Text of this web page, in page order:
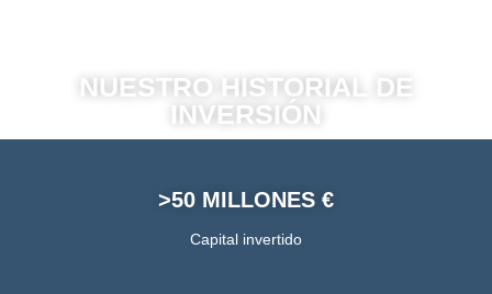
NUESTRO HISTORIAL DE
INVERSIÓN
>50 MILLONES €
Capital invertido